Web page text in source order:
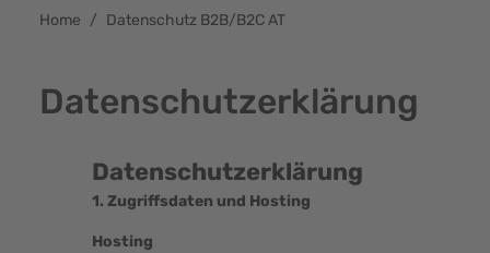
Home / Datenschutz B2B/B2C AT
Datenschutzerklärung
Datenschutzerklärung
1. Zugriffsdaten und Hosting
Hosting